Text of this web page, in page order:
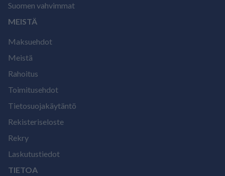
Suomen vahvimmat
MEISTÄ
Maksuehdot
Meistä
Rahoitus
Toimitusehdot
Tietosuojakäytäntö
Rekisteriseloste
Rekry
Laskutustiedot
TIETOA